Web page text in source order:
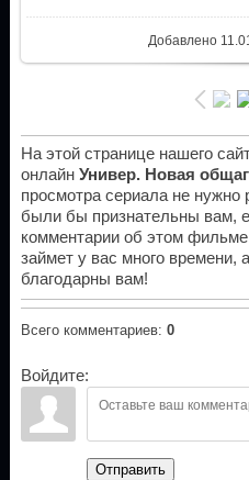
Добавлено
На этой странице нашего
онлайн Универ. Новая
просмотра сериала не нужно
были бы признательны вам,
комментарии об этом
займет у вас много времени,
благодарны вам!
Всего комментариев: 0
Войдите:
Отправить